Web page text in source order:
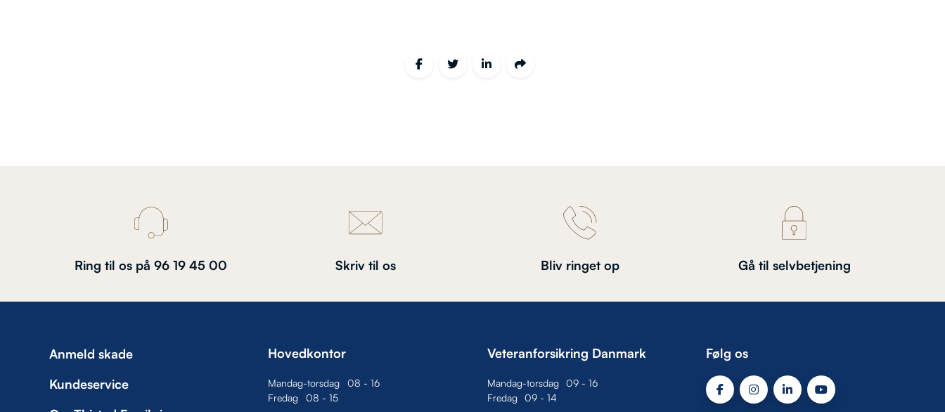
Ring til os på 96 19 45 00 Skriv til os Bliv ringet op Gå til selvbetjening
Anmeld skade
Kundeservice
Hovedkontor
Mandag-torsdag 08 - 16
Fredag
08 - 15
Veteranforsikring Danmark
Mandag-torsdag 09 -16
Fredag
09 -14
Følg os